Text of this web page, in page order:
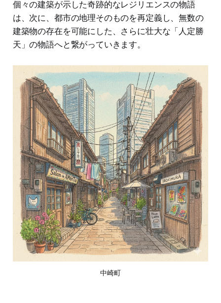
個々の建築が示した奇跡的なレジリエンスの物語
は、次に、都市の地理そのものを再定義し、無数の
建築物の存在を可能にした、さらに壮大な「人定勝
天」の物語へと繋がっていきます。
中崎町